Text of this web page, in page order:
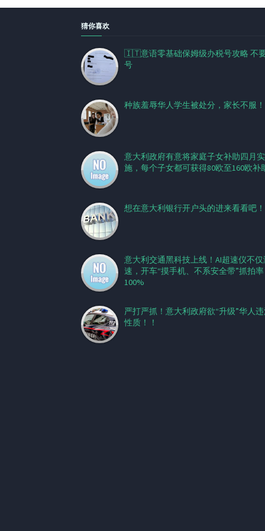
猜你喜欢
🇮🇹意语零基础保姆级办税号攻略 不
号
种族羞辱华人学生被处分，家长不服！
意大利政府有意将家庭子女补助四月实
施，每个子女都可获得80欧至160欧补
想在意大利银行开户头的进来看看吧！
意大利交通黑科技上线！AI超速仪不
速，开车“摸手机、不系安全带”抓拍率
100%
严打严抓！意大利政府欲“升级”华人
性质！！